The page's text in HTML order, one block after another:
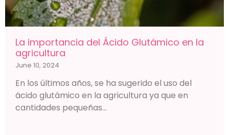
La importancia del Ácido Glutámico en la
agricultura
June 10, 2024
En los últimos años, se ha sugerido el uso del
ácido glutámico en la agricultura ya que en
cantidades pequeñas...